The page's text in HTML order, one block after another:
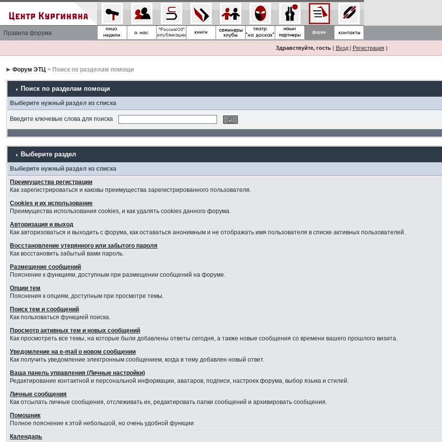
Правила форума
Здравствуйте, гость( Вход| Регистрация)
Форум ЭТЦ > Поиск по разделам помощи
Поиск по разделам помощи
Выберите нужный раздел из списка
Введите ключевые слова для поиска
Выберите раздел
Выберите нужный раздел из списка
Преимущества регистрации
Как зарегистрироваться и каковы преимущества зарегистрированного пользователя.
Cookies и их использование
Преимущества использования cookies, и как удалять cookies данного форума.
Авторизация и выход
Как авторизоваться и выходить с форума, как оставаться анонимным и не отображать имя пользователя в списке активных пользователей.
Восстановление утерянного или забытого пароля
Как восстановить забытый вами пароль.
Размещение сообщений
Пояснение к функциям, доступным при размещении сообщений на форуме.
Опции тем
Пояснения к опциям, доступным при просмотре темы.
Поиск тем и сообщений
Как пользоваться функцией поиска.
Просмотр активных тем и новых сообщений
Как просмотреть все темы, на которые были добавлены ответы сегодня, а также новые сообщения со времени вашего прошлого визита.
Уведомление на е-mail о новом сообщении
Как получить уведомление электронным сообщением, когда в тему добавлен новый ответ.
Ваша панель управления (Личные настройки)
Редактирование контактной и персональной информации, аватаров, подписи, настроек форума, выбор языка и стилей.
Личные сообщения
Как отсылать личные сообщения, отслеживать их, редактировать папки сообщений и архивировать сообщения.
Помошник
Полное пояснение к этой небольшой, но очень удобной функции
Календарь